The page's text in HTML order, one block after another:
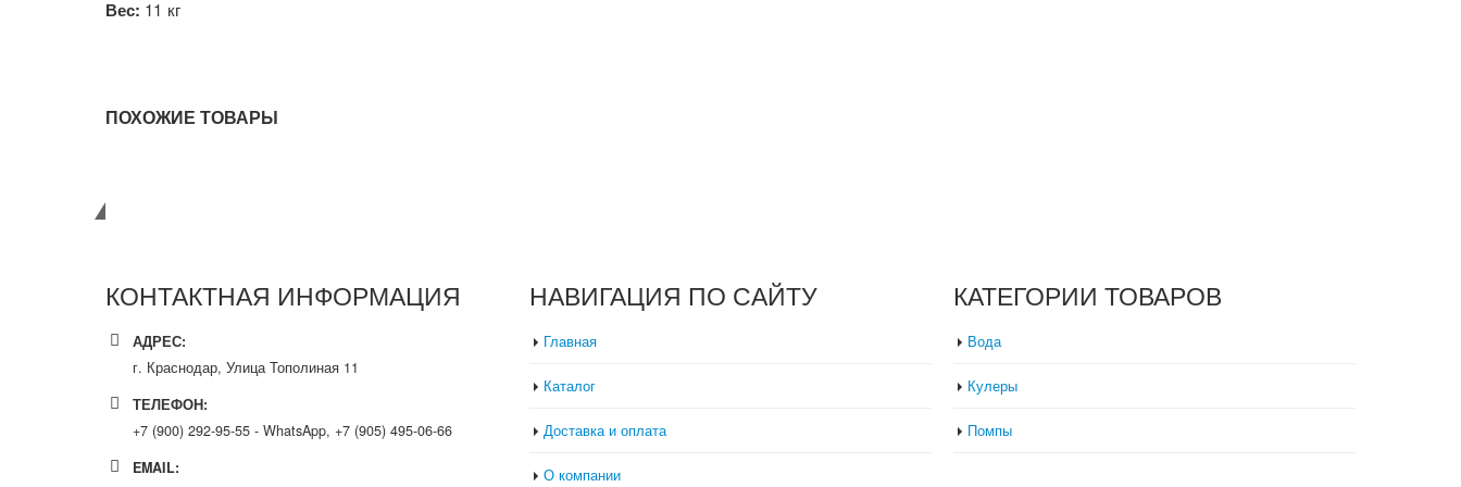
Вес: 11 кг
ПОХОЖИЕ ТОВАРЫ
КОНТАКТНАЯ ИНФОРМАЦИЯ
АДРЕС:
г. Краснодар, Улица Тополиная 11
ТЕЛЕФОН:
+7 (900) 292-95-55 - WhatsApp, +7 (905) 495-06-66
EMAIL:
НАВИГАЦИЯ ПО САЙТУ
Главная
Каталог
Доставка и оплата
О компании
КАТЕГОРИИ ТОВАРОВ
Вода
Кулеры
Помпы